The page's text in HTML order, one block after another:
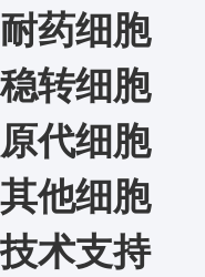
耐药细胞
稳转细胞
原代细胞
其他细胞
技术支持